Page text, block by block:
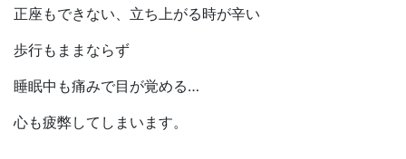
正座もできない、立ち上がる時が辛い
歩行もままならず
睡眠中も痛みで目が覚める…
心も疲弊してしまいます。